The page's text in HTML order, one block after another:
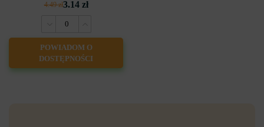
4.49 zł3.14 zł
POWIADOM O
DOSTĘPNOŚCI